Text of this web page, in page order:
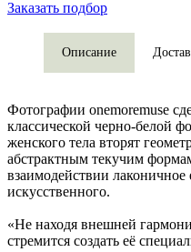
Заказать подбор
Описание
Фотографии onemoremuse
классической черно-белой
женского тела вторят
абстрактным текучим
взаимодействии лаконичное
искусственного.
«Не находя внешней
стремится создать её